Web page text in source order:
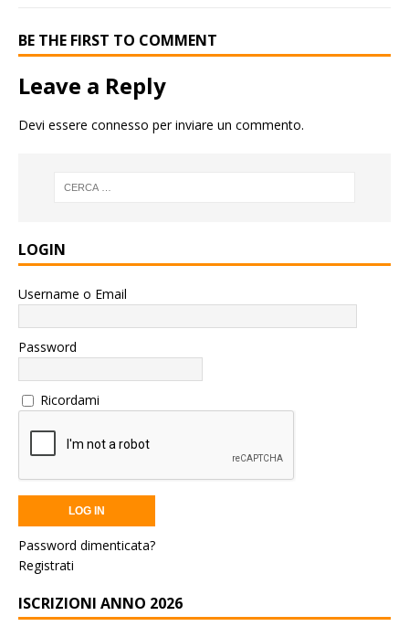
BE THE FIRST TO COMMENT
Leave a Reply
Devi essere connesso per inviare un commento.
LOGIN
Username o Email
Password
Ricordami
Password dimenticata?
Registrati
ISCRIZIONI ANNO 2026